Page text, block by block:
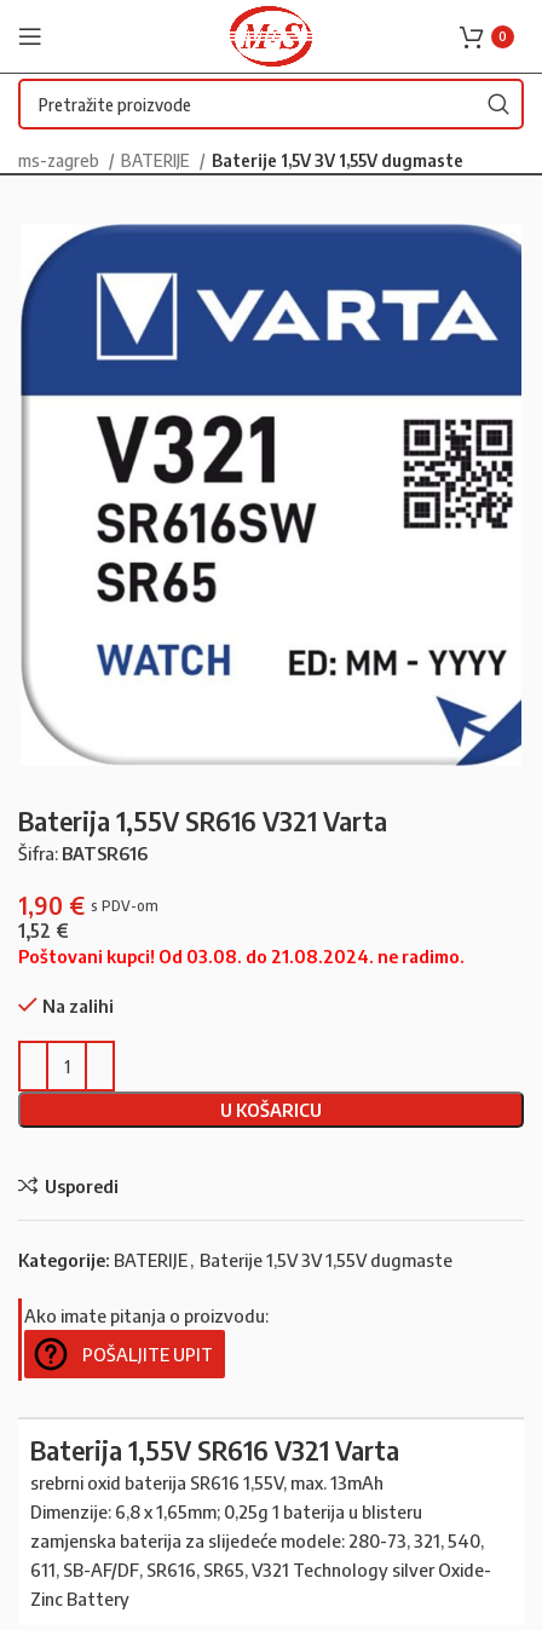
0
ms-zagreb BATERIJE Baterije 1,5V 3V 1,55V dugmaste
Baterija 1,55V SR616 V321 Varta
Šifra: BATSR616
1,90 €
1,52 €
Poštovani kupci! Od 03.08. do 21.08.2024. ne radimo.
Na zalihi
U KOŠARICU
Usporedi
Kategorije: BATERIJE, Baterije 1,5V 3V 1,55V dugmaste
Ako imate pitanja o proizvodu:
POŠALJITE UPIT
Baterija 1,55V SR616 V321 Varta
srebrni oxid baterija SR616 1,55V, max. 13mAh
Dimenzije: 6,8 x 1,65mm; 0,25g 1 baterija u blisteru
zamjenska baterija za slijedeće modele: 280-73, 321, 540,
611, SB-AF/DF, SR616, SR65, V321 Technology silver Oxide-
Zinc Battery